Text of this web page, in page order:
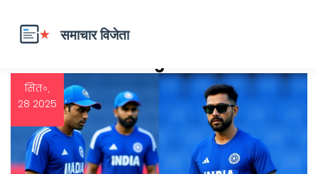
समाचार विजेता - Page 4
सित॰,
28 2025